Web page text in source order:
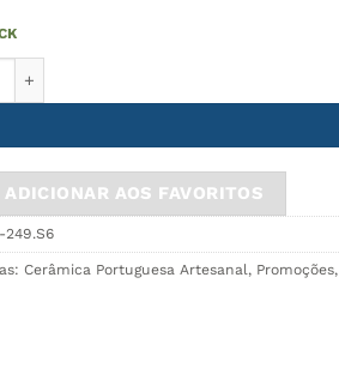
ADICIONAR AOS FAVORITOS
249.S6
Cerâmica Portuguesa Artesanal, Promoções,